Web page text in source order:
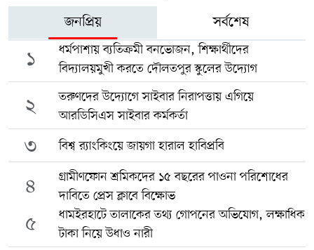
জনপ্রিয় সর্বশেষ
১
ধর্মপাশায় ব্যতিক্রমী বনভোজন, শিক্ষার্থীদের
বিদ্যালয়মুখী করতে দৌলতপুর স্কুলের উদ্যোগ
২
তরুণদের উদ্যোগে সাইবার নিরাপত্তায় এগিয়ে
আরডিসিএস সাইবার কর্মকর্তা
৩ বিশ্ব র‍্যাংকিংয়ে জায়গা হারাল হাবিপ্রবি
৪
গ্রামীণফোন শ্রমিকদের ১৫ বছরের পাওনা পরিশোধের
দাবিতে প্রেস ক্লাবে বিক্ষোভ
৫
ধামইরহাটে তালাকের তথ্য গোপনের অভিযোগ, লক্ষাধিক
টাকা নিয়ে উধাও নারী